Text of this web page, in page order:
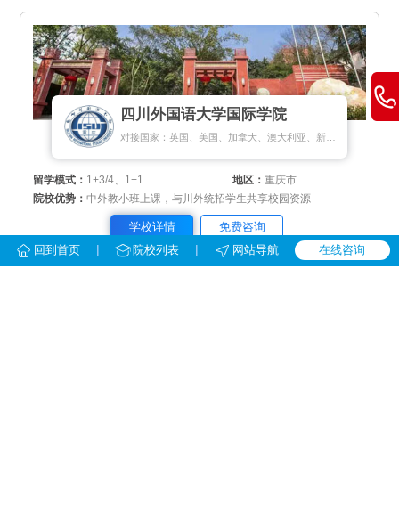
四川外国语大学国际学院
留学模式： 1+3/4、1+1 地区：重庆市
院校优势：中外教小班上课，与川外统招学生共享校园资源
学校详情 免费咨询
回到首页 | 院校列表 | 网站导航 在线咨询